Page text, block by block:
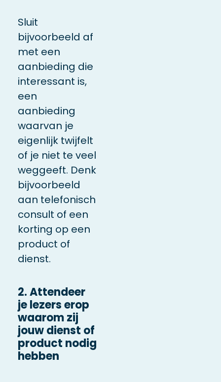
Sluit
bijvoorbeeld af
met een
aanbieding die
interessant is,
een
aanbieding
waarvan je
eigenlijk twijfelt
of je niet te veel
weggeeft. Denk
bijvoorbeeld
aan telefonisch
consult of een
korting op een
product of
dienst.
2. Attendeer
je lezers erop
waarom zij
jouw dienst of
product nodig
hebben